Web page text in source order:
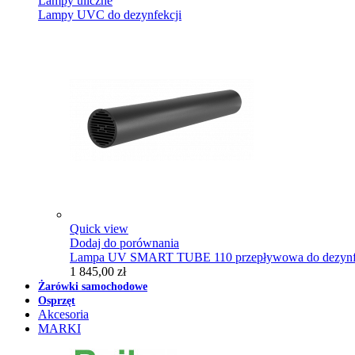
Lampy UVC do dezynfekcji
Quick view
Dodaj do porównania
Lampa UV SMART TUBE 110 przepływowa do
1 845,00 zł
Żarówki samochodowe
Osprzęt
Akcesoria
MARKI